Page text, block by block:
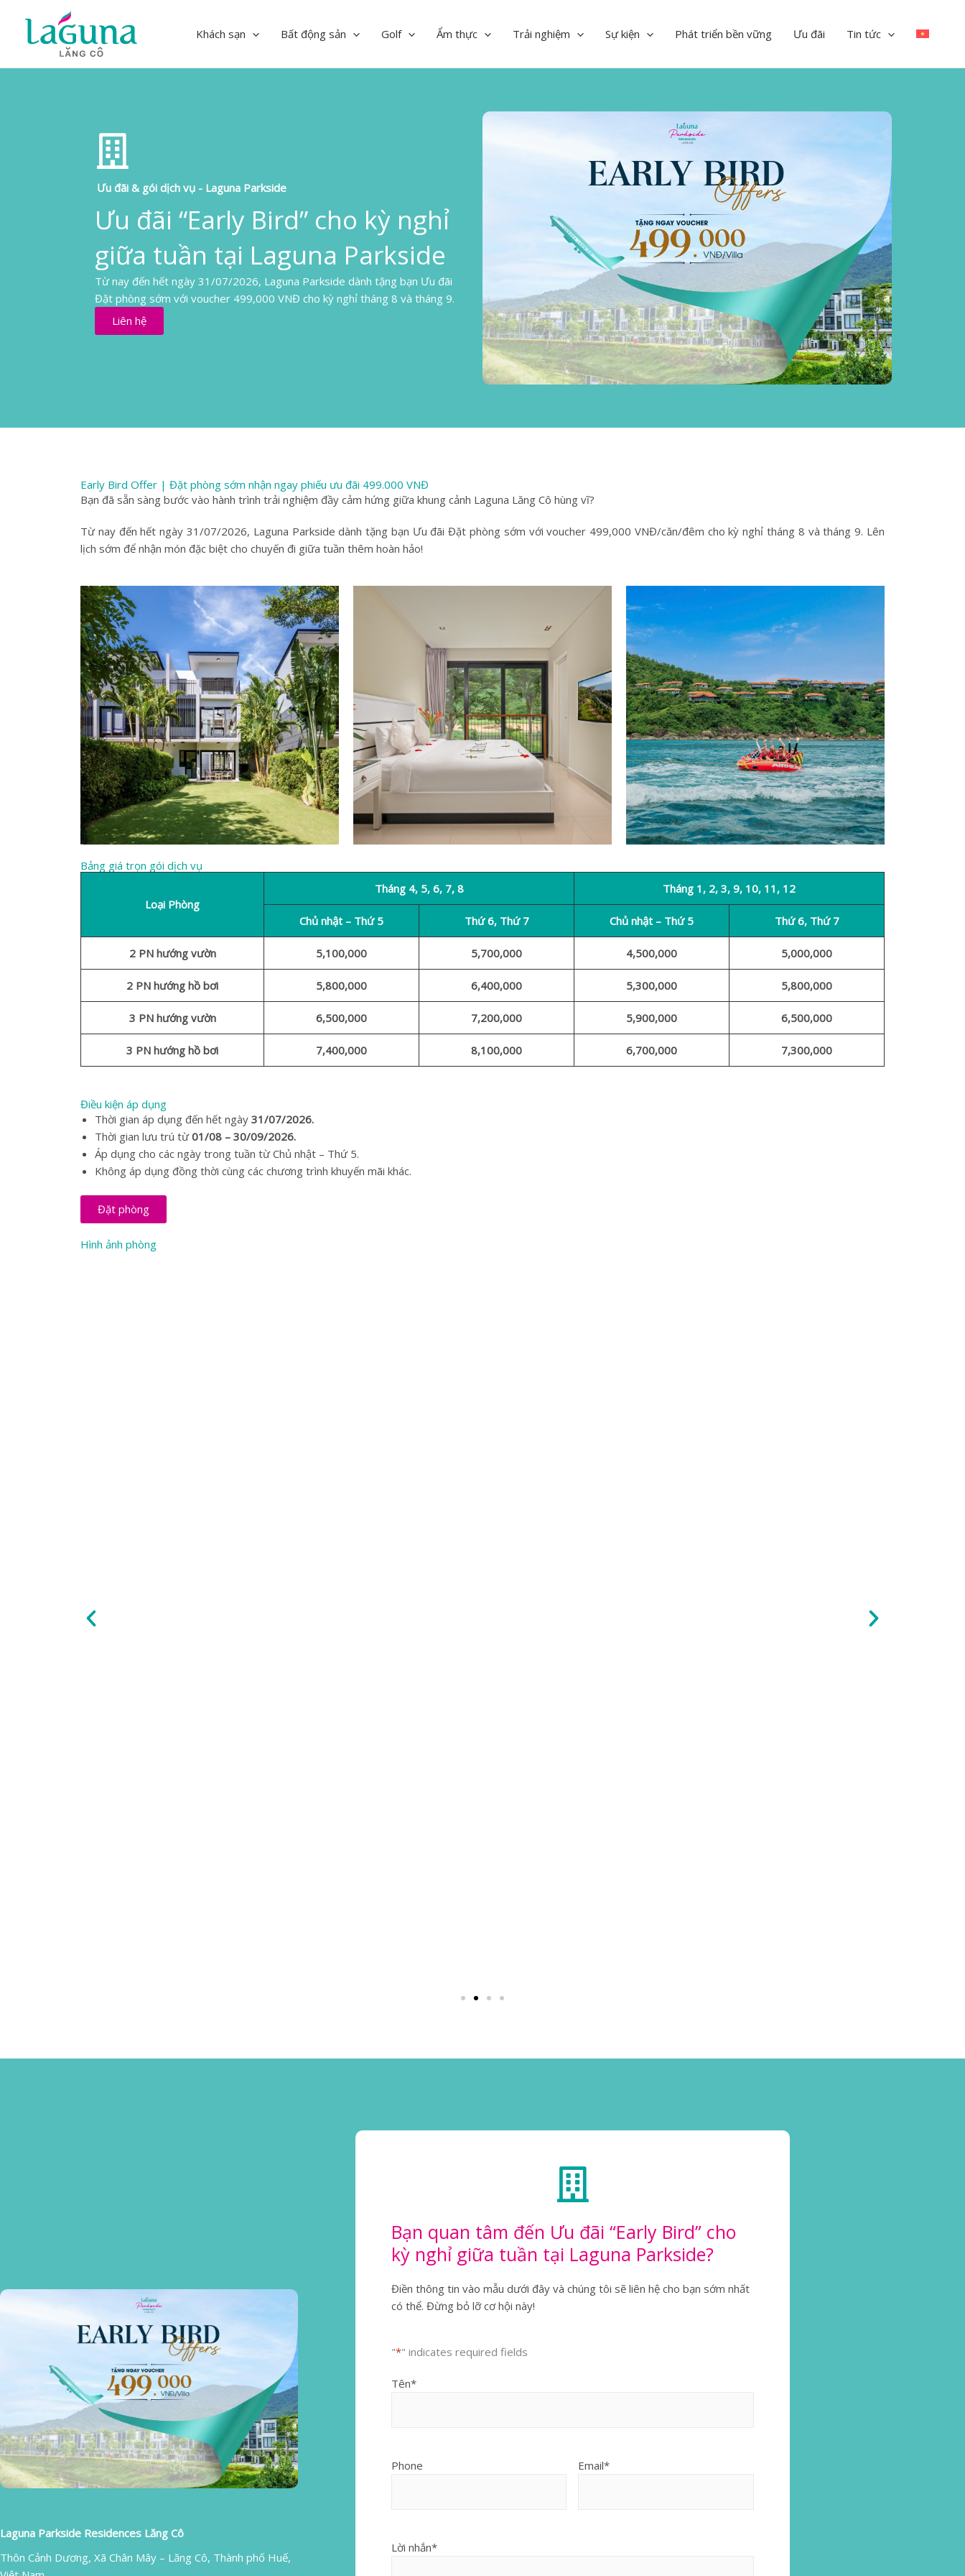
content
Khách sạn Bất động sản Golf Ẩm thực Trải nghiệm Sự kiện Phát triển bền vững Ưu đãi Tin tức
Ưu đãi & gói dịch vụ - Laguna Parkside
Ưu đãi “Early Bird” cho kỳ nghỉ
giữa tuần tại Laguna Parkside
Từ nay đến hết ngày 31/07/2026, Laguna Parkside dành tặng bạn Ưu đãi
Đặt phòng sớm với voucher 499,000 VNĐ cho kỳ nghỉ tháng 8 và tháng 9.
Liên hệ
Early Bird Offer | Đặt phòng sớm nhận ngay phiếu ưu đãi 499.000 VNĐ
Bạn đã sẵn sàng bước vào hành trình trải nghiệm đầy cảm hứng giữa khung cảnh Laguna Lăng Cô hùng vĩ?
Từ nay đến hết ngày 31/07/2026, Laguna Parkside dành tặng bạn Ưu đãi Đặt phòng sớm với voucher 499,000 VNĐ/căn/đêm cho kỳ nghỉ tháng 8 và tháng 9. Lên
lịch sớm để nhận món đặc biệt cho chuyến đi giữa tuần thêm hoàn hảo!
Bảng giá trọn gói dịch vụ
Loại Phòng
Tháng 4, 5, 6, 7, 8 Tháng 1, 2, 3, 9, 10, 11, 12
Chủ nhật – Thứ 5 Thứ 6, Thứ 7 Chủ nhật – Thứ 5 Thứ 6, Thứ 7
2 PN hướng vườn 5,100,000 5,700,000 4,500,000 5,000,000
2 PN hướng hồ bơi 5,800,000 6,400,000 5,300,000 5,800,000
3 PN hướng vườn 6,500,000 7,200,000 5,900,000 6,500,000
3 PN hướng hồ bơi 7,400,000 8,100,000 6,700,000 7,300,000
Điều kiện áp dụng
Thời gian áp dụng đến hết ngày 31/07/2026.
Thời gian lưu trú từ01/08 – 30/09/2026.
Áp dụng cho các ngày trong tuần từ Chủ nhật – Thứ 5.
Không áp dụng đồng thời cùng các chương trình khuyến mãi khác.
Đặt phòng
Hình ảnh phòng
Laguna Parkside Residences Lăng Cô
Thôn Cảnh Dương, Xã Chân Mây – Lăng Cô, Thành phố Huế,
Bạn quan tâm đến Ưu đãi “Early Bird” cho
kỳ nghỉ giữa tuần tại Laguna Parkside?
Điền thông tin vào mẫu dưới đây và chúng tôi sẽ liên hệ cho bạn sớm nhất
có thể. Đừng bỏ lỡ cơ hội này!
"*" indicates required fields
Tên*
Phone Email*
Lời nhắn*